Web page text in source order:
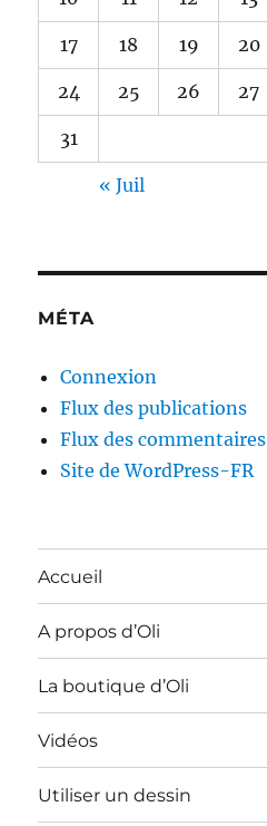
17 18 19 20
24 25 26 27
31
« Juil
MÉTA
Connexion
Flux des publications
Flux des commentaires
Site de WordPress-FR
Accueil
A propos d’Oli
La boutique d’Oli
Vidéos
Utiliser un dessin